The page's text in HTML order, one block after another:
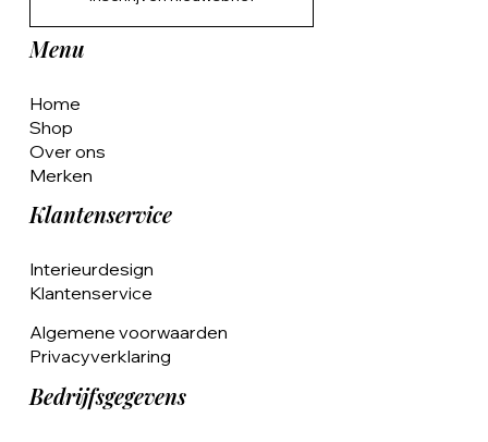
Menu
Home
Shop
Over ons
Merken
Klantenservice
Interieurdesign
Klantenservice
Algemene voorwaarden
Privacyverklaring
Bedrijfsgegevens